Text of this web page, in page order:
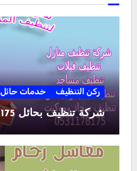
ركن التنظيف خدمات حائل
شركة تنظيف بحائل 0531178175